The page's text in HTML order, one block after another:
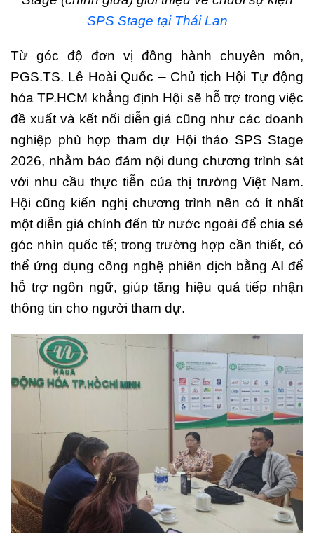
SPS Stage tại Thái Lan
Từ góc độ đơn vị đồng hành chuyên môn,
PGS.TS. Lê Hoài Quốc – Chủ tịch Hội Tự động
hóa TP.HCM khẳng định Hội sẽ hỗ trợ trong việc
đề xuất và kết nối diễn giả cũng như các doanh
nghiệp phù hợp tham dự Hội thảo SPS Stage
2026, nhằm bảo đảm nội dung chương trình sát
với nhu cầu thực tiễn của thị trường Việt Nam.
Hội cũng kiến nghị chương trình nên có ít nhất
một diễn giả chính đến từ nước ngoài để chia sẻ
góc nhìn quốc tế; trong trường hợp cần thiết, có
thể ứng dụng công nghệ phiên dịch bằng AI để
hỗ trợ ngôn ngữ, giúp tăng hiệu quả tiếp nhận
thông tin cho người tham dự.